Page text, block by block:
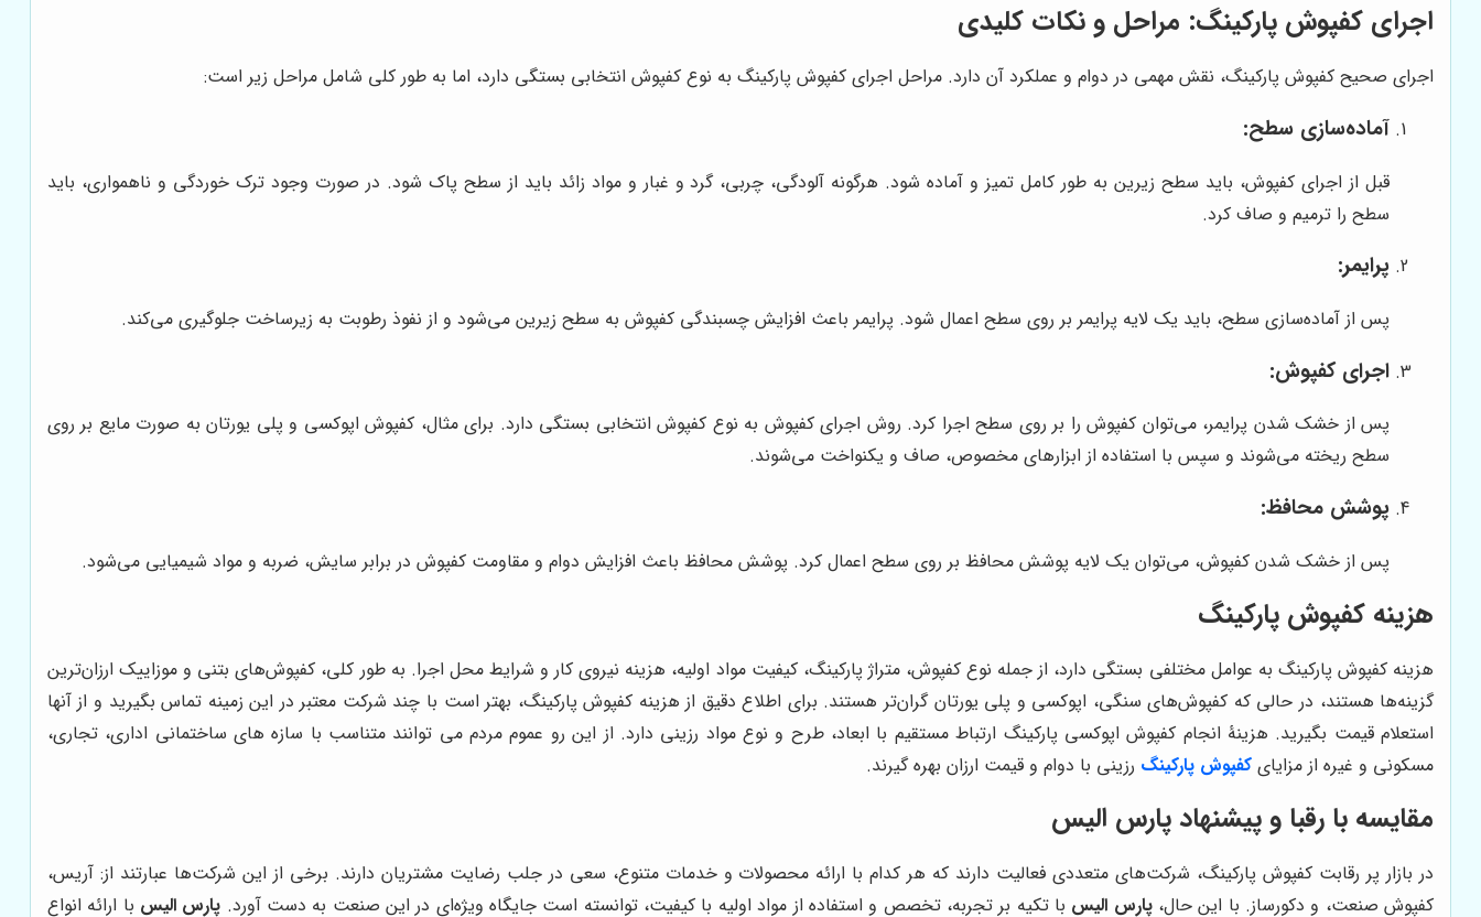
اجرای کفپوش پارکینگ: مراحل و نکات کلیدی
اجرای صحیح کفپوش پارکینگ، نقش مهمی در دوام و عملکرد آن دارد. مراحل اجرای کفپوش پارکینگ به نوع کفپوش انتخابی بستگی دارد، اما به طور کلی شامل مراحل زیر است:
آماده‌سازی سطح:
قبل از اجرای کفپوش، باید سطح زیرین به طور کامل تمیز و آماده شود. هرگونه آلودگی، چربی، گرد و غبار و مواد زائد باید از سطح پاک شود. در صورت وجود ترک خوردگی و ناهمواری، باید
سطح را ترمیم و صاف کرد.
پرایمر:
پس از آماده‌سازی سطح، باید یک لایه پرایمر بر روی سطح اعمال شود. پرایمر باعث افزایش چسبندگی کفپوش به سطح زیرین می‌شود و از نفوذ رطوبت به زیرساخت جلوگیری می‌کند.
اجرای کفپوش:
پس از خشک شدن پرایمر، می‌توان کفپوش را بر روی سطح اجرا کرد. روش اجرای کفپوش به نوع کفپوش انتخابی بستگی دارد. برای مثال، کفپوش اپوکسی و پلی یورتان به صورت مایع بر روی
سطح ریخته می‌شوند و سپس با استفاده از ابزارهای مخصوص، صاف و یکنواخت می‌شوند.
پوشش محافظ:
پس از خشک شدن کفپوش، می‌توان یک لایه پوشش محافظ بر روی سطح اعمال کرد. پوشش محافظ باعث افزایش دوام و مقاومت کفپوش در برابر سایش، ضربه و مواد شیمیایی می‌شود.
هزینه کفپوش پارکینگ
هزینه کفپوش پارکینگ به عوامل مختلفی بستگی دارد، از جمله نوع کفپوش، متراژ پارکینگ، کیفیت مواد اولیه، هزینه نیروی کار و شرایط محل اجرا. به طور کلی، کفپوش‌های بتنی و موزاییک ارزان‌ترین
گزینه‌ها هستند، در حالی که کفپوش‌های سنگی، اپوکسی و پلی یورتان گران‌تر هستند. برای اطلاع دقیق از هزینه کفپوش پارکینگ، بهتر است با چند شرکت معتبر در این زمینه تماس بگیرید و از آنها
استعلام قیمت بگیرید. هزینۀ انجام کفپوش اپوکسی پارکینگ ارتباط مستقیم با ابعاد، طرح و نوع مواد رزینی دارد. از این رو عموم مردم می توانند متناسب با سازه های ساختمانی اداری، تجاری،
مسکونی و غیره از مزایای کفپوش پارکینگ رزینی با دوام و قیمت ارزان بهره گیرند.
مقایسه با رقبا و پیشنهاد پارس الیس
در بازار پر رقابت کفپوش پارکینگ، شرکت‌های متعددی فعالیت دارند که هر کدام با ارائه محصولات و خدمات متنوع، سعی در جلب رضایت مشتریان دارند. برخی از این شرکت‌ها عبارتند از: آریس،
کفپوش صنعت، و دکورساز. با این حال،پارس الیس با تکیه بر تجربه، تخصص و استفاده از مواد اولیه با کیفیت، توانسته است جایگاه ویژه‌ای در این صنعت به دست آورد. پارس الیس با ارائه انواع